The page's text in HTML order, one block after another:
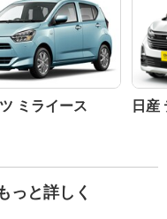
ミライース 日産
っと詳しく